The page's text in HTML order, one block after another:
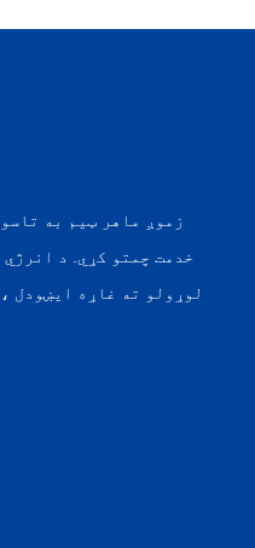
زموږ ماهر ټیم به
خدمت چمتو کړي. د
لوړولو ته غاړه ایښودل